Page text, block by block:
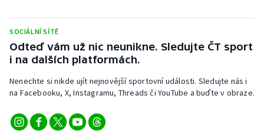
Sportovní střelba
Stolní tenis
Triatlon
Vodní slalom
SOCIÁLNÍ SÍTĚ
Odteď vám už nic neunikne. Sledujte ČT sport
i na dalších platformách.
Nenechte si nikde ujít nejnovější sportovní události. Sledujte nás i
na Facebooku, X, Instagramu, Threads či YouTube a buďte v obraze.